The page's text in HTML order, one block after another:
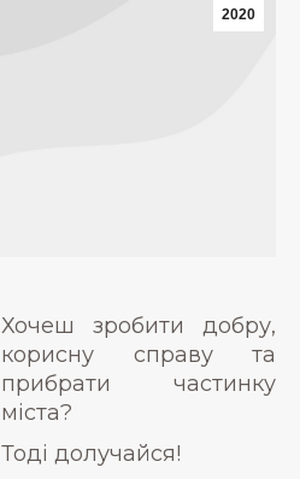
2020
Хочеш зробити добру,
корисну справу та
прибрати частинку
міста?
Тоді долучайся!